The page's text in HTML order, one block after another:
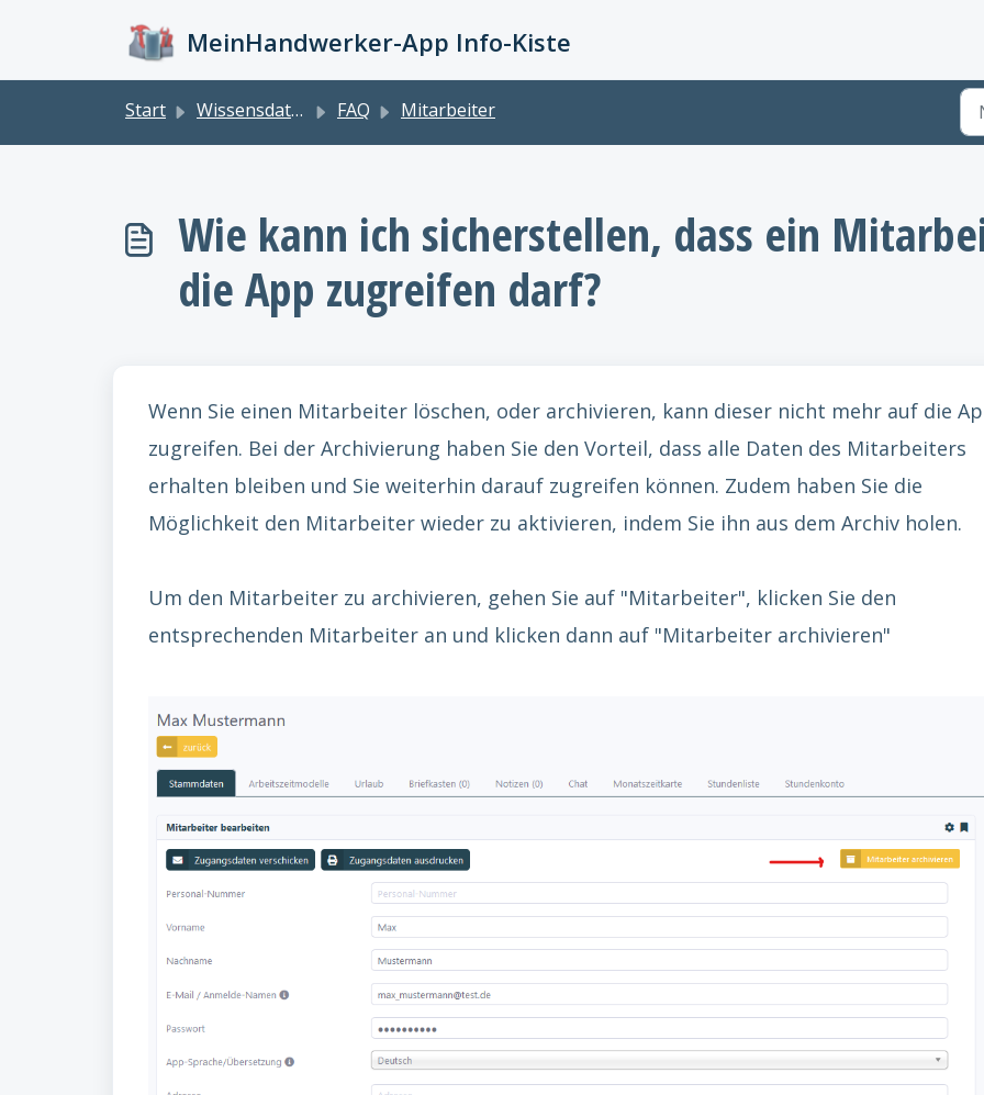
MeinHandwerker-App Info-Kiste
Start Wissensdatenbank FAQ Mitarbeiter
Wie kann ich sicherstellen, dass ein
die App zugreifen darf?
Wenn Sie einen Mitarbeiter löschen, oder archivieren, kann dieser nicht mehr auf die
zugreifen. Bei der Archivierung haben Sie den Vorteil, dass alle Daten des Mitarbeiters
erhalten bleiben und Sie weiterhin darauf zugreifen können. Zudem haben Sie die
Möglichkeit den Mitarbeiter wieder zu aktivieren, indem Sie ihn aus dem Archiv holen.
Um den Mitarbeiter zu archivieren, gehen Sie auf "Mitarbeiter", klicken Sie den
entsprechenden Mitarbeiter an und klicken dann auf "Mitarbeiter archivieren"